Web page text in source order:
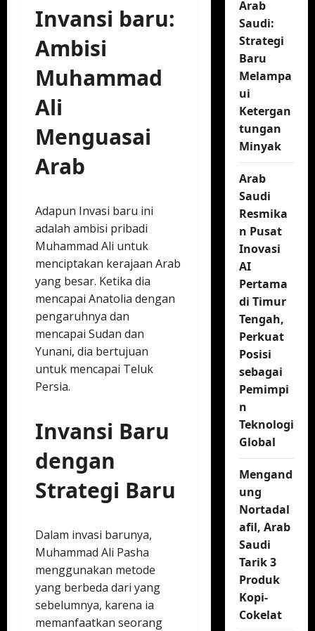
Invansi baru:
Ambisi
Muhammad
Ali
Menguasai
Arab
Adapun Invasi baru ini
adalah ambisi pribadi
Muhammad Ali untuk
menciptakan kerajaan Arab
yang besar. Ketika dia
mencapai Anatolia dengan
pengaruhnya dan
mencapai Sudan dan
Yunani, dia bertujuan
untuk mencapai Teluk
Persia.
Invansi Baru
dengan
Strategi Baru
Dalam invasi barunya,
Muhammad Ali Pasha
menggunakan metode
yang berbeda dari yang
sebelumnya, karena ia
memanfaatkan seorang
Arab
Saudi:
Strategi
Baru
Melampa
ui
Ketergan
tungan
Minyak
Arab
Saudi
Resmika
n Pusat
Inovasi
AI
Pertama
di Timur
Tengah,
Perkuat
Posisi
sebagai
Pemimpi
n
Teknologi
Global
Mengand
ung
Nortadal
afil, Arab
Saudi
Tarik 3
Produk
Kopi-
Cokelat